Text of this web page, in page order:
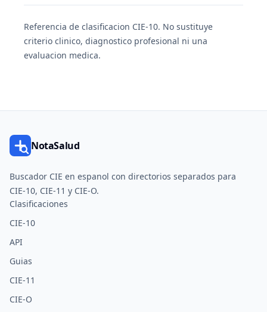
Referencia de clasificacion CIE-10. No sustituye
criterio clinico, diagnostico profesional ni una
evaluacion medica.
NotaSalud
Buscador CIE en espanol con directorios separados para
CIE-10, CIE-11 y CIE-O.
Clasificaciones
CIE-10
API
Guias
CIE-11
CIE-O